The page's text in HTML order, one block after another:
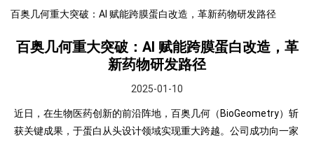
百奥几何重大突破：AI 赋能跨膜蛋白改造，革新药物研发路径
百奥几何重大突破：AI 赋能跨膜蛋白改造，革
新药物研发路径
2025-01-10
近日，在生物医药创新的前沿阵地，百奥几何（BioGeometry）斩
获关键成果，于蛋白从头设计领域实现重大跨越。公司成功向一家